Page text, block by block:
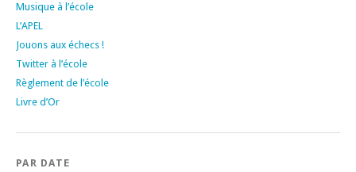
Musique à l’école
L’APEL
Jouons aux échecs !
Twitter à l’école
Règlement de l’école
Livre d’Or
PAR DATE